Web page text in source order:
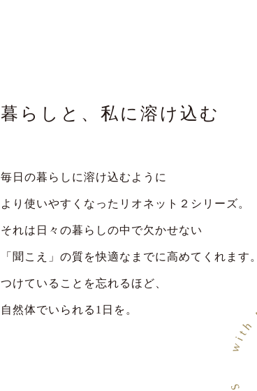
暮らしと、私に溶け込む
毎日の暮らしに溶け込むように
より使いやすくなったリオネット２シリーズ。
それは日々の暮らしの中で欠かせない
「聞こえ」の質を快適なまでに高めてくれます。
つけていることを忘れるほど、
自然体でいられる1日を。